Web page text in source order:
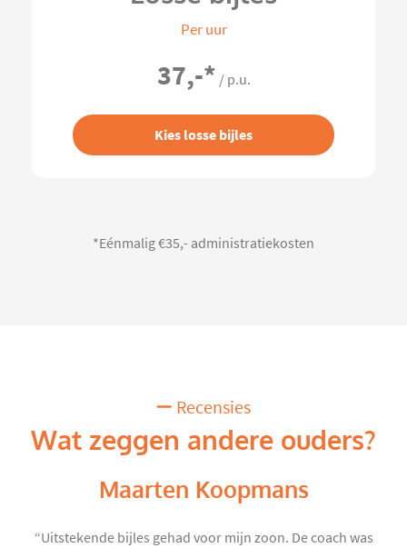
Per uur
37,-* / p.u.
Kies losse bijles
*Eénmalig €35,- administratiekosten
Recensies
Wat zeggen andere ouders?
Maarten Koopmans
“Uitstekende bijles gehad voor mijn zoon. De coach was